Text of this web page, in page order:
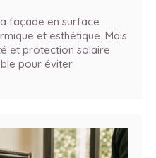
façade en surface
et esthétique. Mais
et protection solaire
pour éviter